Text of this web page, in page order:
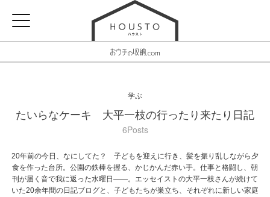
学ぶ
たいらなケーキ 大平一枝の行ったり来たり日記
6Posts
20年前の今日、なにしてた？ 子どもを迎えに行き、髪を振り乱しながら夕
食を作った台所。公園の鉄棒を握る、かじかんだ赤い手。仕事と格闘し、朝
刊が届く音で我に返った水曜日――。エッセイストの大平一枝さんが続けて
いた20余年間の日記ブログと、子どもたちが巣立ち、それぞれに新しい家庭